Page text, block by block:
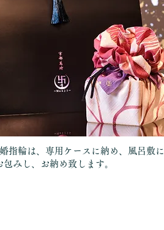
指輪は、専用ケースに納め、風呂敷に
包みし、お納め致します。